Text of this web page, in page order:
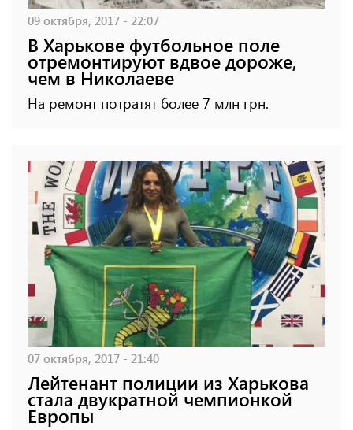
09 октября, 2017 - 22:07
В Харькове футбольное поле
отремонтируют вдвое дороже,
чем в Николаеве
На ремонт потратят более 7 млн грн.
07 октября, 2017 - 21:40
Лейтенант полиции из Харькова
стала двукратной чемпионкой
Европы